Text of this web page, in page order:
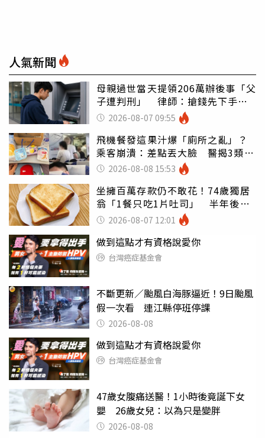
人氣新聞
母親過世當天提領206萬辦後事「父
子遭判刑」 律師：搶錢先下手是
罪 2026-08-07 09:55
飛機餐發這果汁爆「廁所之亂」？
乘客崩潰：差點丟大臉 醫揭3類人
別亂喝
2026-08-08 15:53
坐擁百萬存款仍不敢花！74歲獨居
翁「1餐只吃1片吐司」 半年後暴
瘦嚇壞女兒
2026-08-07 12:01
做到這點才有資格說愛你
台灣癌症基金會
不斷更新／颱風白海豚逼近！9日颱風
假一次看 連江縣停班停課
2026-08-08
做到這點才有資格說愛你
台灣癌症基金會
47歲女腹痛送醫！1小時後竟誕下女
嬰 26歲女兒：以為只是變胖
2026-08-08